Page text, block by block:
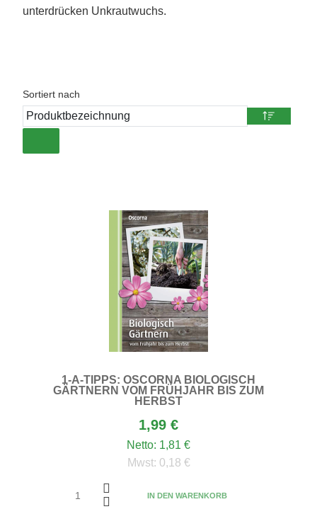
unterdrücken Unkrautwuchs.
Sortiert nach
1-A-TIPPS: OSCORNA BIOLOGISCH
GÄRTNERN VOM FRÜHJAHR BIS ZUM
HERBST
1,99 €
Netto: 1,81 €
Mwst: 0,18 €
IN DEN WARENKORB